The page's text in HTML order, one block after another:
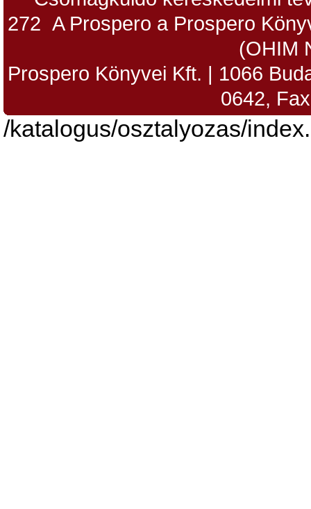
272 A Prospero a Prospero
(OHIM
Prospero Könyvei Kft. | 1066
0642,
/katalogus/osztalyozas/